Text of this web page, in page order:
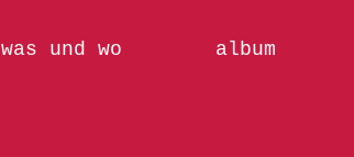
was und wo album